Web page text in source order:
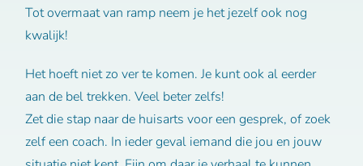
Tot overmaat van ramp neem je het jezelf ook nog
kwalijk!
Het hoeft niet zo ver te komen. Je kunt ook al eerder
aan de bel trekken. Veel beter zelfs!
Zet die stap naar de huisarts voor een gesprek, of zoek
zelf een coach. In ieder geval iemand die jou en jouw